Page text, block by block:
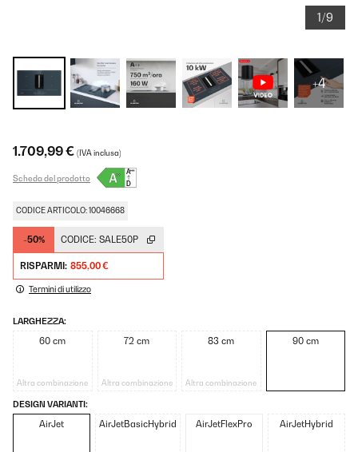
1/9
+4
1.709,99 € (IVA inclusa)
Scheda del prodotto
CODICE ARTICOLO: 10046668
-50% CODICE: SALE50P
RISPARMI: 855,00 €
Termini di utilizzo
LARGHEZZA:
60 cm
Altra combinazione
72 cm
Altra combinazione
83 cm
Altra combinazione
90 cm
DESIGN VARIANTI:
AirJet AirJetBasicHybrid AirJetFlexPro AirJetHybrid